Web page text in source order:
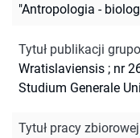
"Antropologia -
Tytuł publikacji
Wratislaviensis ; nr
Studium Generale
Tytuł pracy zbiorowej